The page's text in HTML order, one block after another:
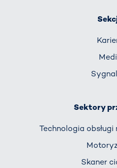
Sektory
Technologia
Skaner